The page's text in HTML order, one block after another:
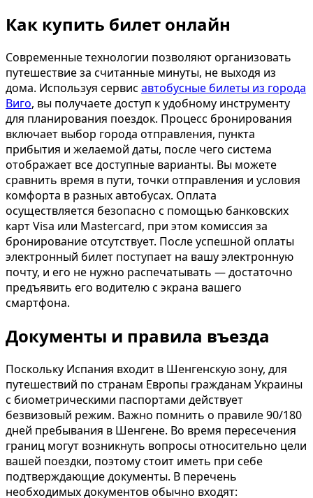
Как купить билет онлайн
Современные технологии позволяют организовать
путешествие за считанные минуты, не выходя из
дома. Используя сервис автобусные билеты из города
Виго, вы получаете доступ к удобному инструменту
для планирования поездок. Процесс бронирования
включает выбор города отправления, пункта
прибытия и желаемой даты, после чего система
отображает все доступные варианты. Вы можете
сравнить время в пути, точки отправления и условия
комфорта в разных автобусах. Оплата
осуществляется безопасно с помощью банковских
карт Visa или Mastercard, при этом комиссия за
бронирование отсутствует. После успешной оплаты
электронный билет поступает на вашу электронную
почту, и его не нужно распечатывать — достаточно
предъявить его водителю с экрана вашего
смартфона.
Документы и правила въезда
Поскольку Испания входит в Шенгенскую зону, для
путешествий по странам Европы гражданам Украины
с биометрическими паспортами действует
безвизовый режим. Важно помнить о правиле 90/180
дней пребывания в Шенгене. Во время пересечения
границ могут возникнуть вопросы относительно цели
вашей поездки, поэтому стоит иметь при себе
подтверждающие документы. В перечень
необходимых документов обычно входят: